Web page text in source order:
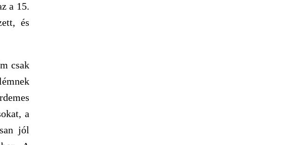
a 15.
és
csak
a
jól